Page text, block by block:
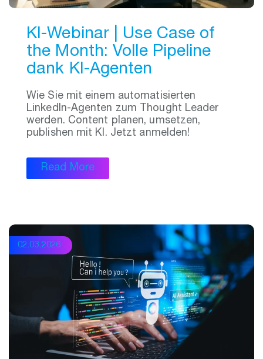
KI-Webinar | Use Case of
the Month: Volle Pipeline
dank KI‑Agenten
Wie Sie mit einem automatisierten
LinkedIn-Agenten zum Thought Leader
werden. Content planen, umsetzen,
publishen mit KI. Jetzt anmelden!
Read More
02.03.2026